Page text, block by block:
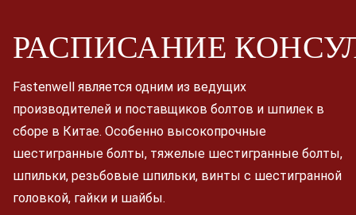
РАСПИСАНИЕ
Fastenwell является одним из ведущих
производителей и поставщиков болтов и шпилек в
сборе в Китае. Особенно высокопрочные
шестигранные болты, тяжелые шестигранные болты,
шпильки, резьбовые шпильки, винты с шестигранной
головкой, гайки и шайбы.